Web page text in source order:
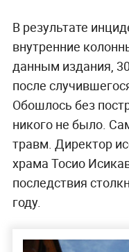
В результате
внутренние
данным издания,
после
Обошлось без
никого не было.
травм. Директор
храма Тосио
последствия
году.